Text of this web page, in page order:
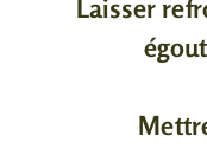
Laisser